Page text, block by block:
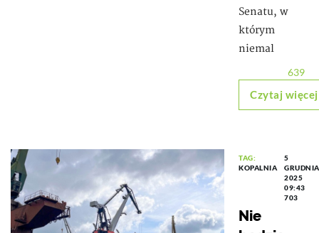
Senatu, w
którym
niemal
639
Czytaj więcej
TAG:
KOPALNIA
5
GRUDNIA
2025
09:43
703
Nie